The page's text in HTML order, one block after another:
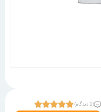
(1 دیدگاه)